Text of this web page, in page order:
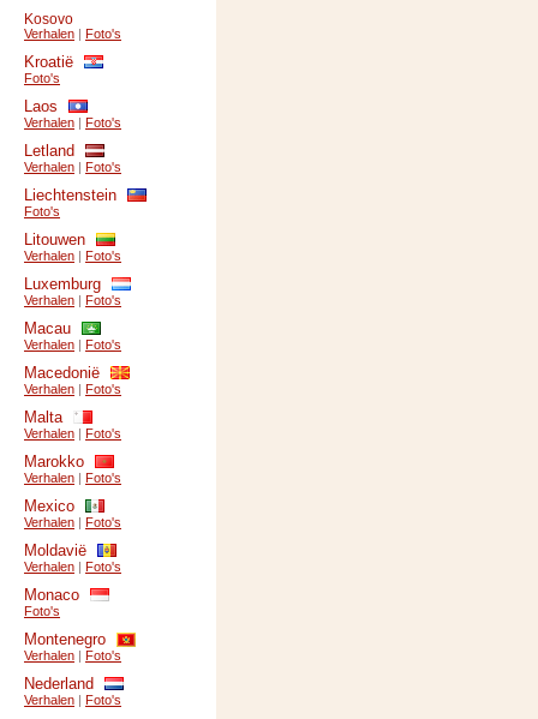
Kosovo
Verhalen | Foto's
Kroatië
Foto's
Laos
Verhalen | Foto's
Letland
Verhalen | Foto's
Liechtenstein
Foto's
Litouwen
Verhalen | Foto's
Luxemburg
Verhalen | Foto's
Macau
Verhalen | Foto's
Macedonië
Verhalen | Foto's
Malta
Verhalen | Foto's
Marokko
Verhalen | Foto's
Mexico
Verhalen | Foto's
Moldavië
Verhalen | Foto's
Monaco
Foto's
Montenegro
Verhalen | Foto's
Nederland
Verhalen | Foto's